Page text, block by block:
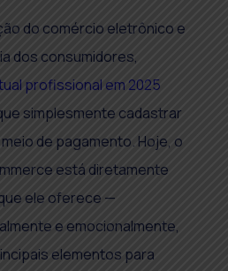
do comércio eletrônico e
dos consumidores,
profissional em 2025
simplesmente cadastrar
de pagamento. Hoje, o
está diretamente
ele oferece —
e emocionalmente,
elementos para